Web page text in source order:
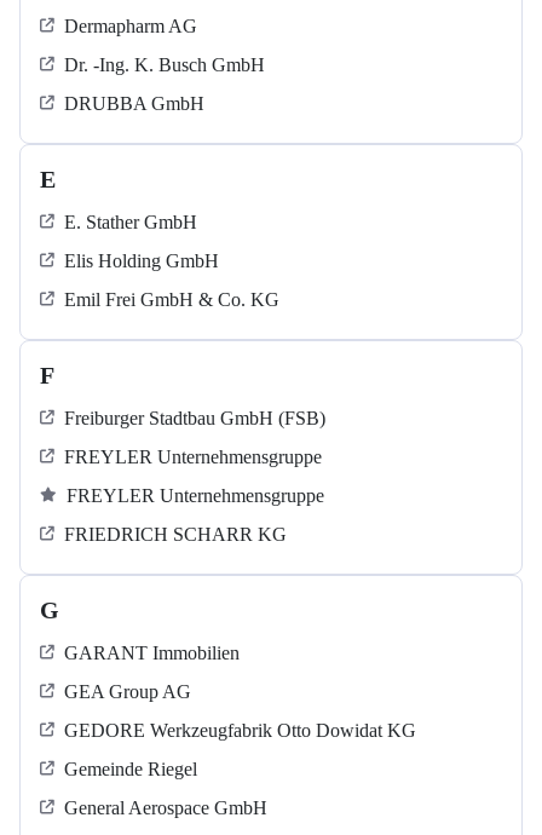
Dermapharm AG
Dr. -Ing. K. Busch GmbH
DRUBBA GmbH
E
E. Stather GmbH
Elis Holding GmbH
Emil Frei GmbH & Co. KG
F
Freiburger Stadtbau GmbH (FSB)
FREYLER Unternehmensgruppe
FREYLER Unternehmensgruppe
FRIEDRICH SCHARR KG
G
GARANT Immobilien
GEA Group AG
GEDORE Werkzeugfabrik Otto Dowidat KG
Gemeinde Riegel
General Aerospace GmbH